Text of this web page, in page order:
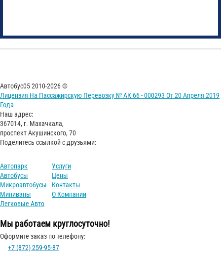
Автобус05 2010-2026 ©
Лицензия На Пассажирскую Перевозку № АК 66 - 000293 От 20 Апреля 2019
Года
Наш адрес:
367014, г. Махачкала,
проспект Акушинского, 70
Поделитесь ссылкой с друзьями:
Автопарк
Автобусы
Микроавтобусы
Минивэны
Легковые Авто
Услуги
Цены
Контакты
О Компании
Мы работаем круглосуточно!
Оформите заказ по телефону:
+7 (872) 259-95-87